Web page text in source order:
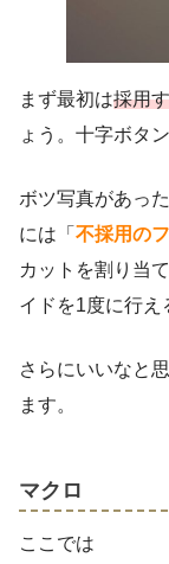
まず最初は採用
ょう。十字ボタ
ボツ写真があっ
には「 不採用の
カットを割り当
イドを1度に行え
さらにいいなと
ます。
マクロ
ここでは